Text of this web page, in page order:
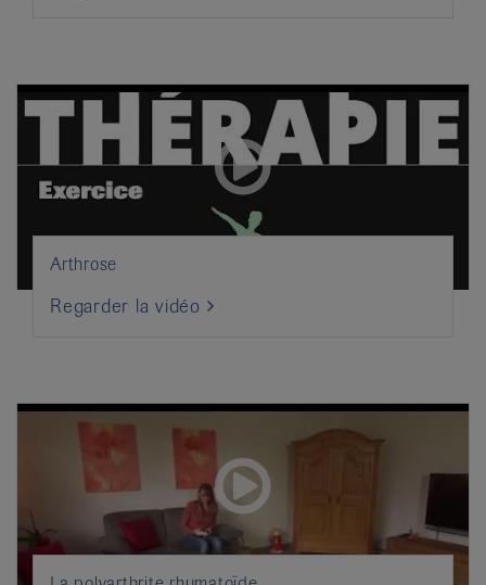
Arthrose
Regarder la vidéo